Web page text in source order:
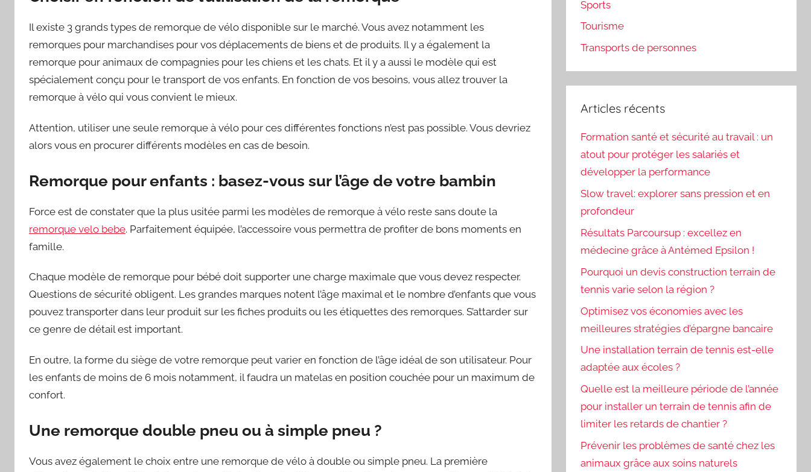
Il existe 3 grands types de remorque de vélo disponible sur le marché. Vous avez notamment les
remorques pour marchandises pour vos déplacements de biens et de produits. Il y a également la
remorque pour animaux de compagnies pour les chiens et les chats. Et il y a aussi le modèle qui est
spécialement conçu pour le transport de vos enfants. En fonction de vos besoins, vous allez trouver la
remorque à vélo qui vous convient le mieux.
Attention, utiliser une seule remorque à vélo pour ces différentes fonctions n’est pas possible. Vous devriez
alors vous en procurer différents modèles en cas de besoin.
Remorque pour enfants : basez-vous sur l’âge de votre bambin
Force est de constater que la plus usitée parmi les modèles de remorque à vélo reste sans doute la
remorque velo bebe. Parfaitement équipée, l’accessoire vous permettra de profiter de bons moments en
famille.
Chaque modèle de remorque pour bébé doit supporter une charge maximale que vous devez respecter.
Questions de sécurité obligent. Les grandes marques notent l’âge maximal et le nombre d’enfants que vous
pouvez transporter dans leur produit sur les fiches produits ou les étiquettes des remorques. S’attarder sur
ce genre de détail est important.
En outre, la forme du siège de votre remorque peut varier en fonction de l’âge idéal de son utilisateur. Pour
les enfants de moins de 6 mois notamment, il faudra un matelas en position couchée pour un maximum de
confort.
Une remorque double pneu ou à simple pneu ?
Vous avez également le choix entre une remorque de vélo à double ou simple pneu. La première
Sports
Tourisme
Transports de personnes
Articles récents
Formation santé et sécurité au travail : un
atout pour protéger les salariés et
développer la performance
Slow travel: explorer sans pression et en
profondeur
Résultats Parcoursup : excellez en
médecine grâce à Antémed Epsilon !
Pourquoi un devis construction terrain de
tennis varie selon la région ?
Optimisez vos économies avec les
meilleures stratégies d’épargne bancaire
Une installation terrain de tennis est-elle
adaptée aux écoles ?
Quelle est la meilleure période de l’année
pour installer un terrain de tennis afin de
limiter les retards de chantier ?
Prévenir les problèmes de santé chez les
animaux grâce aux soins naturels